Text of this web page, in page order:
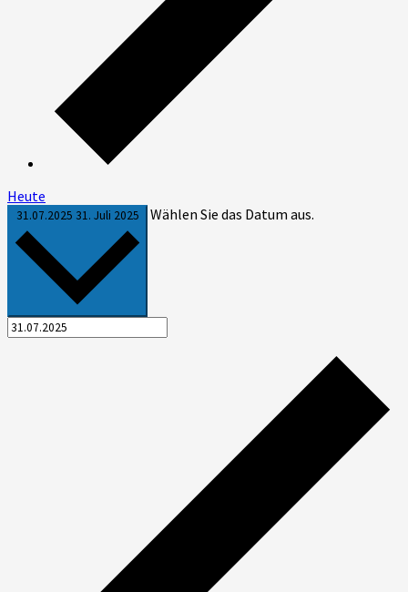
Heute
31.07.2025 31. Juli 2025 Wählen Sie das Datum aus.